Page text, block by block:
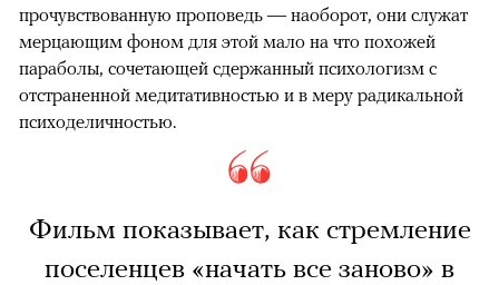
прочувствованную проповедь — наоборот, они служат
мерцающим фоном для этой мало на что похожей
параболы, сочетающей сдержанный психологизм с
отстраненной медитативностью и в меру радикальной
психоделичностью.
Фильм показывает, как стремление
поселенцев «начать все заново» в